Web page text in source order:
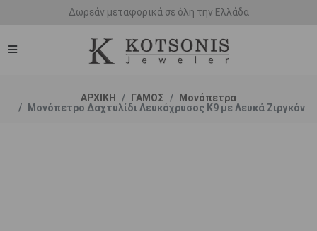
Άμεση παράδοση - Δικαίωμα επιστροφής
ΑΡΧΙΚΗ ΓΑΜΟΣ
Μονόπετρα
Μονόπετρο Δαχτυλίδι Λευκόχρυσος Κ9 με Λευκά Ζιργκόν